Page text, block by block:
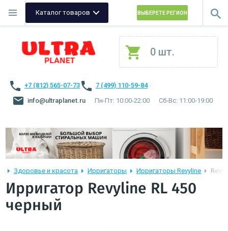
Каталог товаров ВЫБЕРЕТЕ РЕГИОН
0 шт.
+7 (812) 565-07-73
7 (499) 110-59-84
info@ultraplanet.ru
Пн-Пт: 10:00-22:00 Сб-Вс: 11:00-19:00
Здоровье и красота Ирригаторы Ирригаторы Revyline
Ирригатор Revyline RL 450
черный